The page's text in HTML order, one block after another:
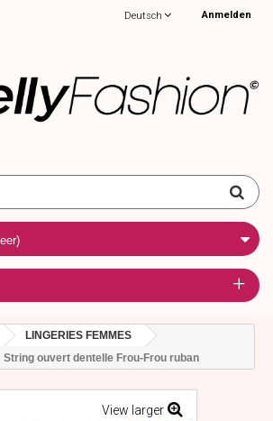
Anmelden
Deutsch
LINGERIES FEMMES
String ouvert dentelle Frou-Frou ruban
View larger